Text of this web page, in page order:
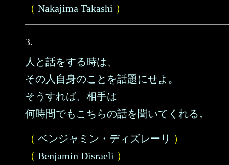
（ Nakajima Takashi ）
3.
人と話をする時は、
その人自身のことを話題にせよ。
そうすれば、相手は
何時間でもこちらの話を聞いてくれる。
（ ベンジャミン・ディズレーリ ）
（ Benjamin Disraeli ）